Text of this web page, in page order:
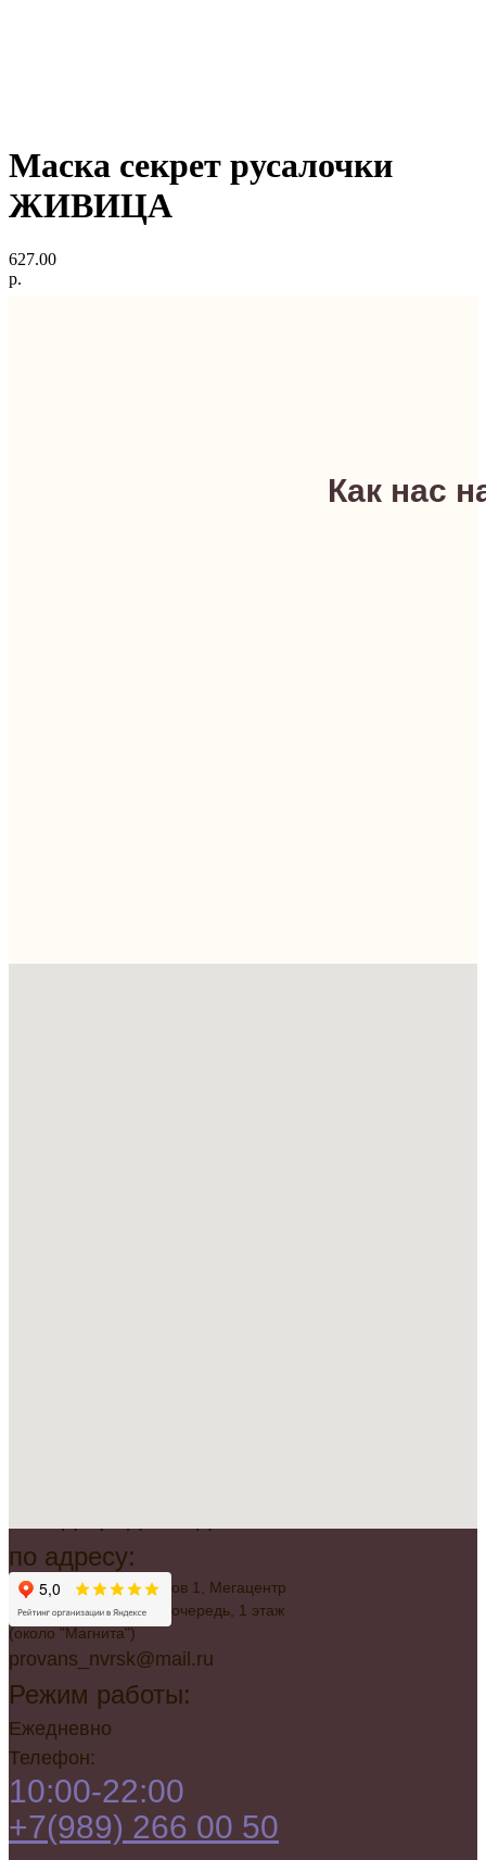
Маска секрет русалочки
ЖИВИЦА
627.00
р.
Как нас
по адресу:
г. Новороссийск, Советов 1, Мегацентр
"Красная Площадь", 2 очередь, 1 этаж
(около "Магнита")
provans_nvrsk@mail.ru
Режим работы:
Ежедневно
Телефон:
10:00-22:00
+7(989) 266 00 50